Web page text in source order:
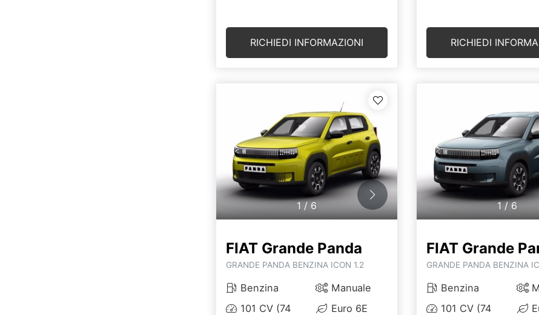
RICHIEDI INFORMAZIONI RICHIEDI
1 / 6
FIAT Grande Panda
GRANDE PANDA BENZINA ICON 1.2
Benzina
Manuale
101 CV (74
Euro 6E
1/6
FIAT Grande
GRANDE PANDA BENZINA
Benzina
101 CV (74